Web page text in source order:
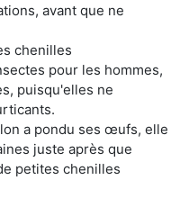
avant que ne
chenilles
pour les hommes,
puisqu'elles ne
a pondu ses œufs, elle
juste après que
petites chenilles